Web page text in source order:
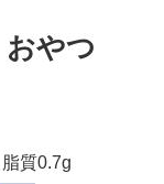
おやつ
質0.7g